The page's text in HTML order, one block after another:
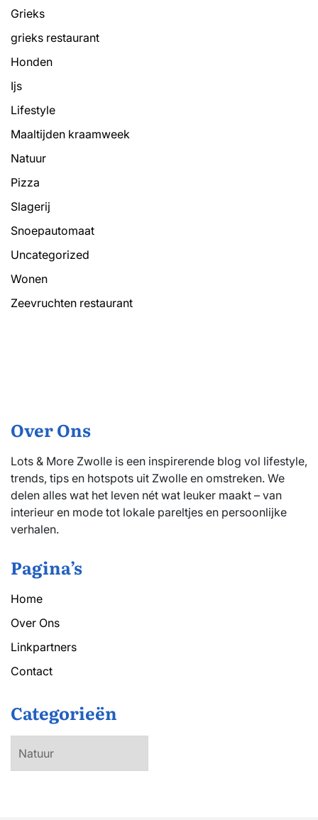
Grieks
grieks restaurant
Honden
Ijs
Lifestyle
Maaltijden kraamweek
Natuur
Pizza
Slagerij
Snoepautomaat
Uncategorized
Wonen
Zeevruchten restaurant
Over Ons
Lots & More Zwolle is een inspirerende blog vol lifestyle,
trends, tips en hotspots uit Zwolle en omstreken. We
delen alles wat het leven nét wat leuker maakt – van
interieur en mode tot lokale pareltjes en persoonlijke
verhalen.
Pagina’s
Home
Over Ons
Linkpartners
Contact
Categorieën